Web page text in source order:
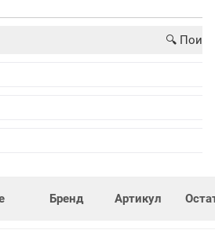
🔍︎ Поиск
Бренд Артикул